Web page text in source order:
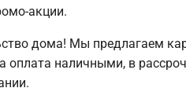
акции.
дома! Мы предлагаем
оплата наличными, в